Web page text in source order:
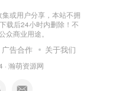
或用户分享，本站不拥
载后24小时内删除！不
众商业用途。
广告合作 关于我们
· 瀚萌资源网